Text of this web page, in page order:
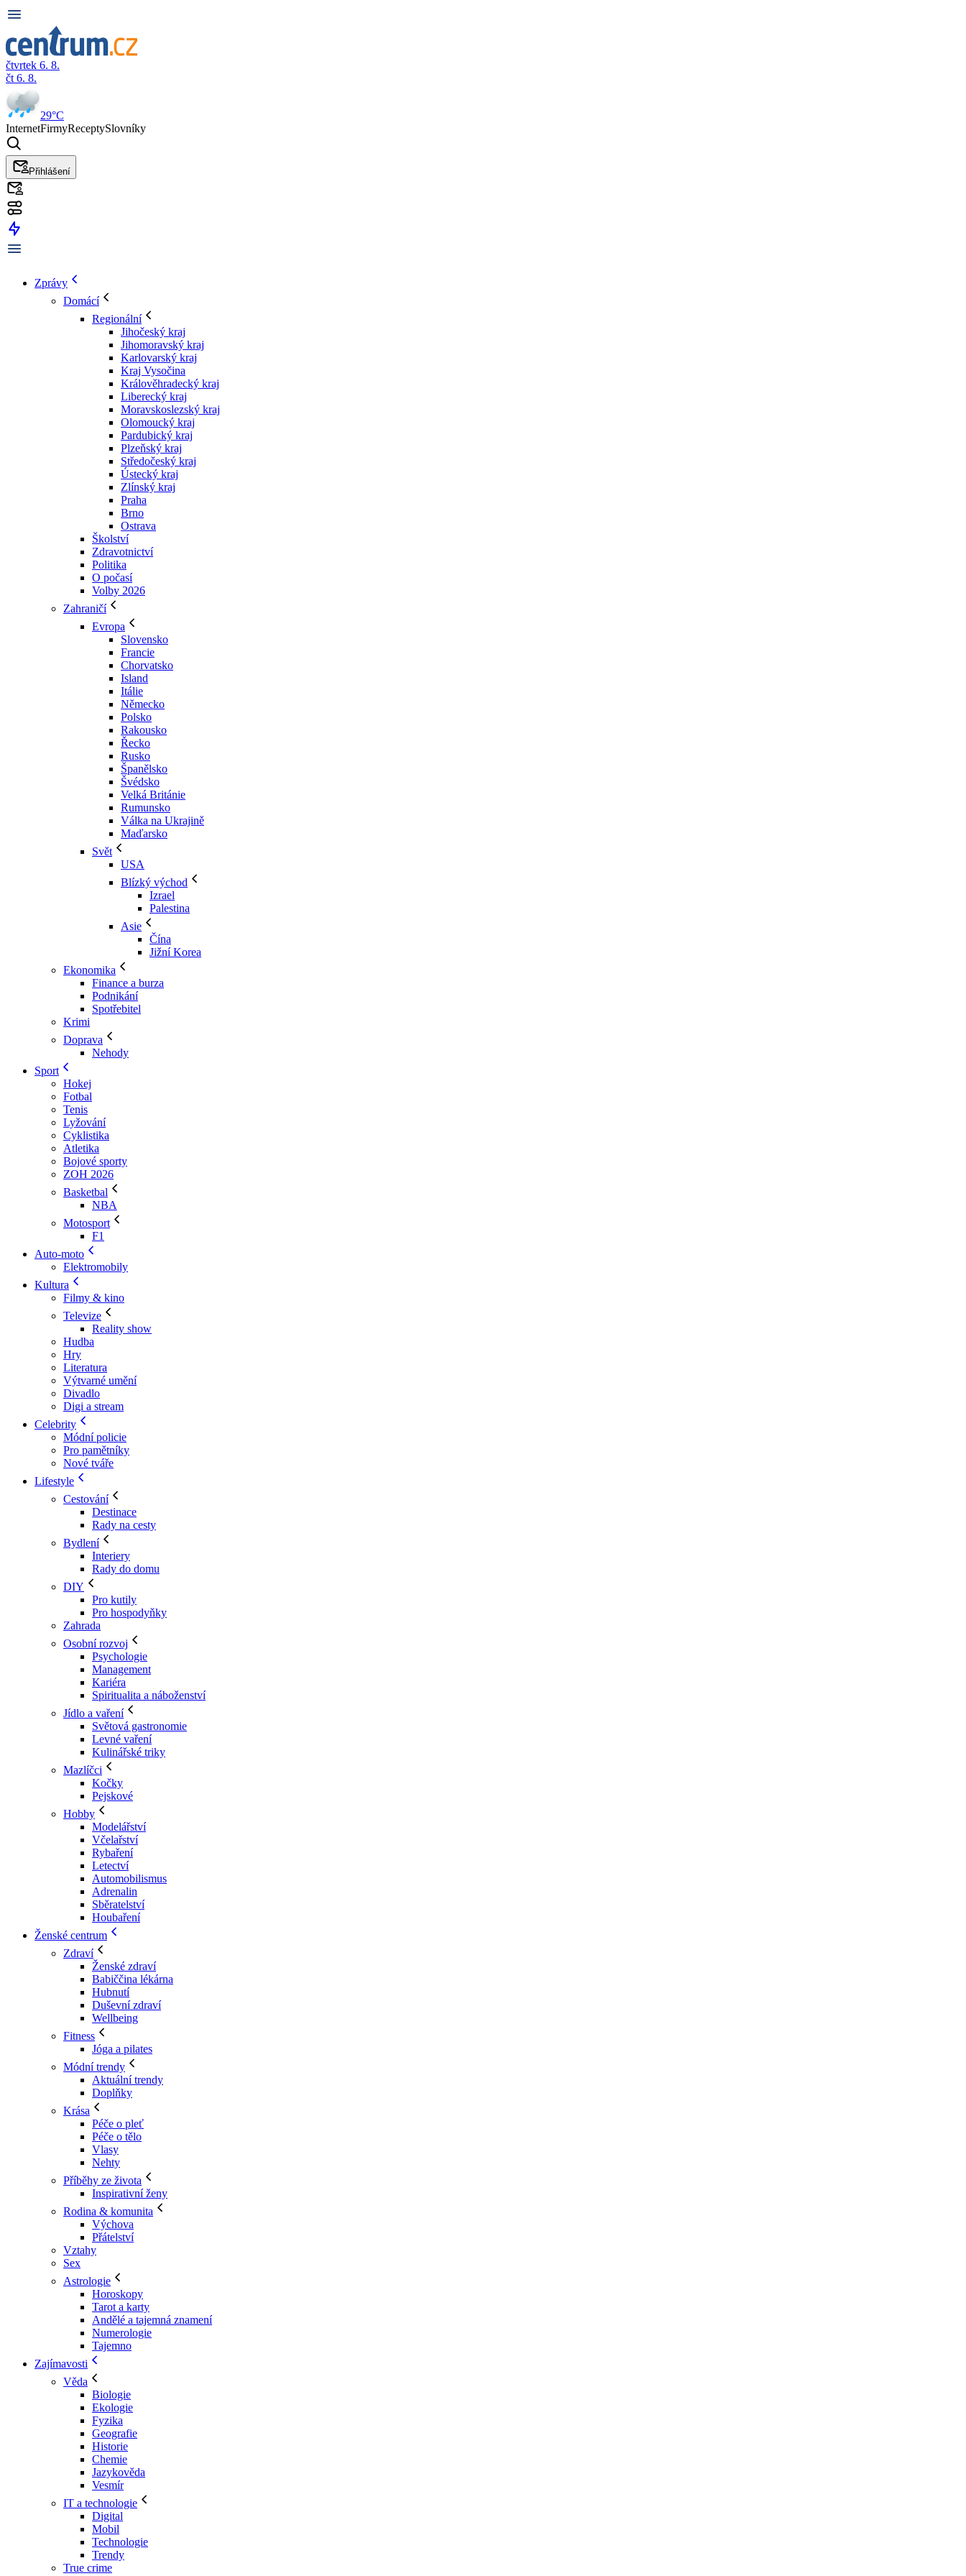
čtvrtek 6. 8.
čt 6. 8.
29°C
InternetFirmyReceptySlovníky
Přihlášení
Zprávy
Domácí
Regionální
Jihočeský kraj
Jihomoravský kraj
Karlovarský kraj
Kraj Vysočina
Králověhradecký kraj
Liberecký kraj
Moravskoslezský kraj
Olomoucký kraj
Pardubický kraj
Plzeňský kraj
Středočeský kraj
Ústecký kraj
Zlínský kraj
Praha
Brno
Ostrava
Školství
Zdravotnictví
Politika
O počasí
Volby 2026
Zahraničí
Evropa
Slovensko
Francie
Chorvatsko
Island
Itálie
Německo
Polsko
Rakousko
Řecko
Rusko
Španělsko
Švédsko
Velká Británie
Rumunsko
Válka na Ukrajině
Maďarsko
Svět
USA
Blízký východ
Izrael
Palestina
Asie
Čína
Jižní Korea
Ekonomika
Finance a burza
Podnikání
Spotřebitel
Krimi
Doprava
Nehody
Sport
Hokej
Fotbal
Tenis
Lyžování
Cyklistika
Atletika
Bojové sporty
ZOH 2026
Basketbal
NBA
Motosport
F1
Auto-moto
Elektromobily
Kultura
Filmy & kino
Televize
Reality show
Hudba
Hry
Literatura
Výtvarné umění
Divadlo
Digi a stream
Celebrity
Módní policie
Pro pamětníky
Nové tváře
Lifestyle
Cestování
Destinace
Rady na cesty
Bydlení
Interiery
Rady do domu
DIY
Pro kutily
Pro hospodyňky
Zahrada
Osobní rozvoj
Psychologie
Management
Kariéra
Spiritualita a náboženství
Jídlo a vaření
Světová gastronomie
Levné vaření
Kulinářské triky
Mazlíčci
Kočky
Pejskové
Hobby
Modelářství
Včelařství
Rybaření
Letectví
Automobilismus
Adrenalin
Sběratelství
Houbaření
Ženské centrum
Zdraví
Ženské zdraví
Babiččina lékárna
Hubnutí
Duševní zdraví
Wellbeing
Fitness
Jóga a pilates
Módní trendy
Aktuální trendy
Doplňky
Krása
Péče o pleť
Péče o tělo
Vlasy
Nehty
Příběhy ze života
Inspirativní ženy
Rodina & komunita
Výchova
Přátelství
Vztahy
Sex
Astrologie
Horoskopy
Tarot a karty
Andělé a tajemná znamení
Numerologie
Tajemno
Zajímavosti
Věda
Biologie
Ekologie
Fyzika
Geografie
Historie
Chemie
Jazykověda
Vesmír
IT a technologie
Digital
Mobil
Technologie
Trendy
True crime